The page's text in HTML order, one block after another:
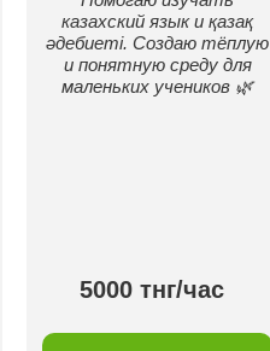
казахский язык и қазақ
әдебиеті. Создаю тёплую
и понятную среду для
маленьких учеников 🌿
5000 тнг/час